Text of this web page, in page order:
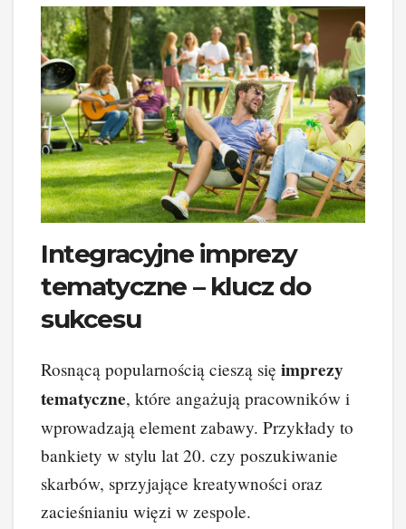
Integracyjne imprezy
tematyczne – klucz do
sukcesu
Rosnącą popularnością cieszą się imprezy
tematyczne, które angażują pracowników i
wprowadzają element zabawy. Przykłady to
bankiety w stylu lat 20. czy poszukiwanie
skarbów, sprzyjające kreatywności oraz
zacieśnianiu więzi w zespole.